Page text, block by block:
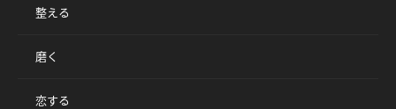
整える
磨く
恋する